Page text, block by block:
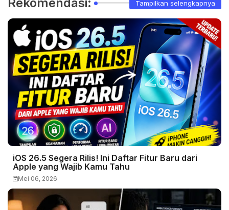
Tampilkan selengkapnya
iOS 26.5 Segera Rilis! Ini Daftar Fitur Baru dari
Apple yang Wajib Kamu Tahu
Mei 06, 2026